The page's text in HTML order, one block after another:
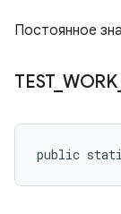
Постоянное
TEST_ WORK_
public static